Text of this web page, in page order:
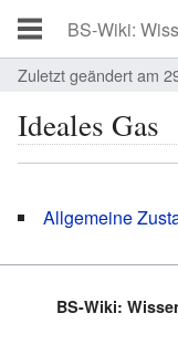
Zuletzt geändert am
Ideales Gas
Allgemeine
BS-Wiki: